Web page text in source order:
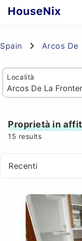
Spain Arcos De
Località
Proprietà in
15 results
Recenti